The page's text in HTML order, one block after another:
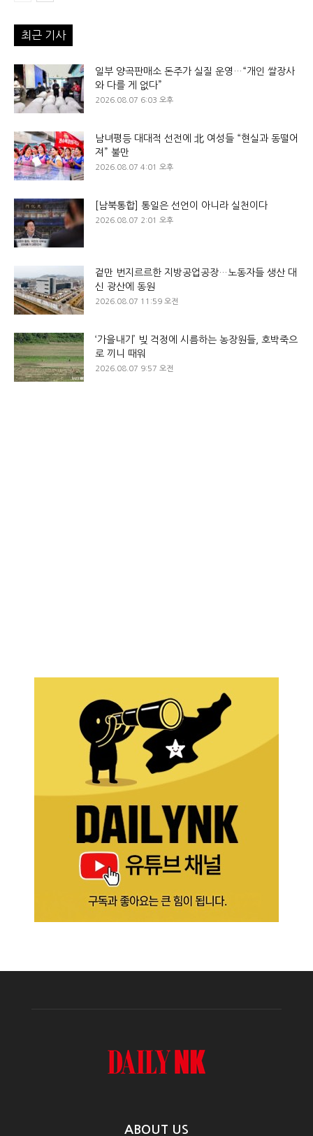
최근 기사
일부 양곡판매소 돈주가 실질 운영…“개인 쌀장사
와 다를 게 없다”
2026.08.07 6:03 오후
남녀평등 대대적 선전에 北 여성들 “현실과 동떨어
져” 불만
2026.08.07 4:01 오후
[남북통합] 통일은 선언이 아니라 실천이다
2026.08.07 2:01 오후
겉만 번지르르한 지방공업공장…노동자들 생산 대
신 광산에 동원
2026.08.07 11:59 오전
‘가을내기’ 빚 걱정에 시름하는 농장원들, 호박죽으
로 끼니 때워
2026.08.07 9:57 오전
ABOUT US